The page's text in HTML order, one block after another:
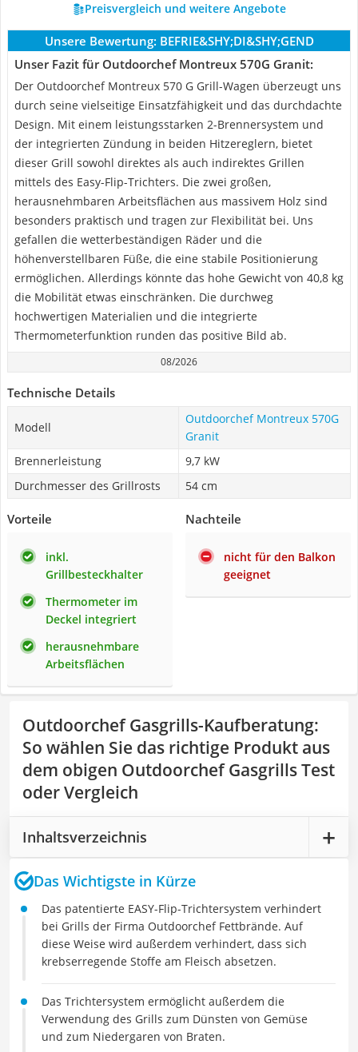
Preisvergleich und weitere Angebote
Unsere Bewertung: BEFRIE&SHY;DI&SHY;GEND
Unser Fazit für Outdoorchef Montreux 570G Granit:
Der Outdoorchef Montreux 570 G Grill-Wagen überzeugt uns
durch seine vielseitige Einsatzfähigkeit und das durchdachte
Design. Mit einem leistungsstarken 2-Brennersystem und
der integrierten Zündung in beiden Hitzereglern, bietet
dieser Grill sowohl direktes als auch indirektes Grillen
mittels des Easy-Flip-Trichters. Die zwei großen,
herausnehmbaren Arbeitsflächen aus massivem Holz sind
besonders praktisch und tragen zur Flexibilität bei. Uns
gefallen die wetterbeständigen Räder und die
höhenverstellbaren Füße, die eine stabile Positionierung
ermöglichen. Allerdings könnte das hohe Gewicht von 40,8 kg
die Mobilität etwas einschränken. Die durchweg
hochwertigen Materialien und die integrierte
Thermometerfunktion runden das positive Bild ab.
08/2026
Technische Details
Modell
Outdoorchef Montreux 570G
Granit
Brennerleistung
9,7 kW
Durchmesser des Grillrosts
54 cm
Vorteile
inkl.
Grillbesteckhalter
Thermometer im
Deckel integriert
herausnehmbare
Arbeitsflächen
Nachteile
nicht für den Balkon
geeignet
Outdoorchef Gasgrills-Kaufberatung:
So wählen Sie das richtige Produkt aus
dem obigen Outdoorchef Gasgrills Test
oder Vergleich
Inhaltsverzeichnis
Das Wichtigste in Kürze
Das patentierte EASY-Flip-Trichtersystem verhindert
bei Grills der Firma Outdoorchef Fettbrände. Auf
diese Weise wird außerdem verhindert, dass sich
krebserregende Stoffe am Fleisch absetzen.
Das Trichtersystem ermöglicht außerdem die
Verwendung des Grills zum Dünsten von Gemüse
und zum Niedergaren von Braten.